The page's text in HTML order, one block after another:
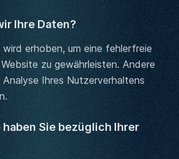
Ihre Daten?
erhoben, um eine fehlerfreie
zu gewährleisten. Andere
Ihres Nutzerverhaltens
Sie bezüglich Ihrer